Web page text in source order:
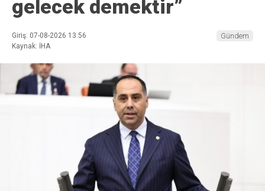
gelecek demektir”
Giriş: 07-08-2026 13:56
Kaynak: İHA
Gündem